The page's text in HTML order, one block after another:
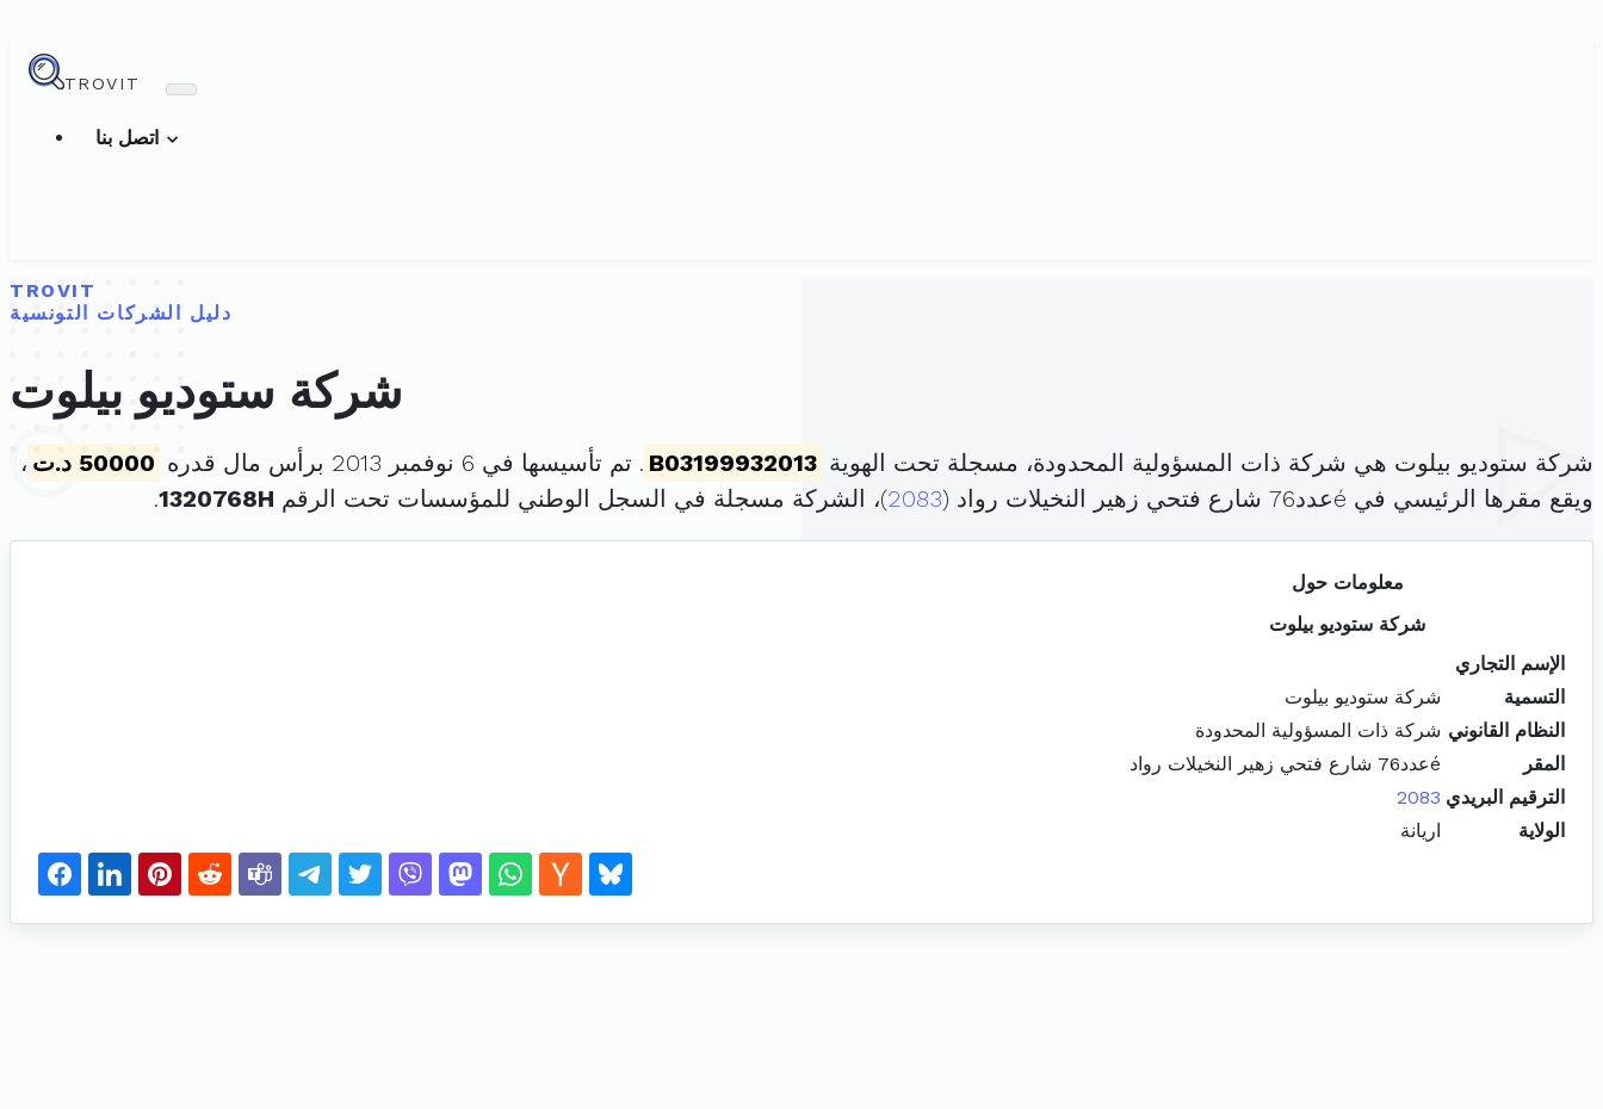
TROVIT
TROVIT
دليل الشركات التونسية
شركة ستوديو بيلوت
شركة ستوديو بيلوت هي شركة ذات المسؤولية المحدودة، مسجلة تحت الهوية B03199932013 . تم تأسيسها في 6 نوفمبر 2013 برأس مال قدره 50000 د.ت
،
ويقع مقرها الرئيسي في éعدد76 شارع فتحي زهير النخيلات رواد (
2083)، الشركة مسجلة في السجل الوطني للمؤسسات تحت الرقم 1320768H
.
معلومات حول
شركة ستوديو بيلوت
الإسم التجاري
التسمية
شركة ستوديو بيلوت
النظام القانوني شركة ذات المسؤولية المحدودة
المقر
éعدد76 شارع فتحي زهير النخيلات رواد
الترقيم البريدي 2083
الولاية
اريانة